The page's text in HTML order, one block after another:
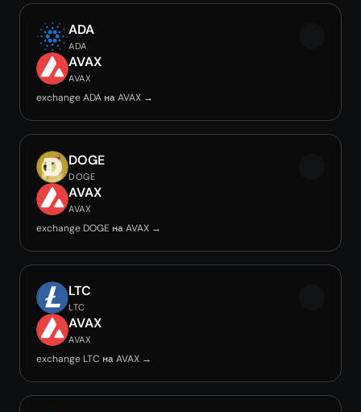
ADA
ADA
AVAX
AVAX
exchange ADA на AVAX →
DOGE
DOGE
AVAX
AVAX
exchange DOGE на AVAX →
LTC
LTC
AVAX
AVAX
exchange LTC на AVAX →